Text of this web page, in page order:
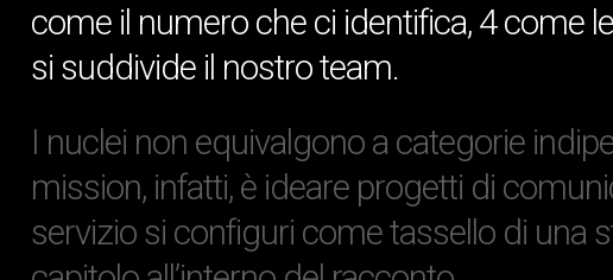
come il numero che ci identifica, 4 come
si suddivide il nostro team.
I nuclei non equivalgono a categorie
mission, infatti, è ideare progetti di
servizio si configuri come tassello di una